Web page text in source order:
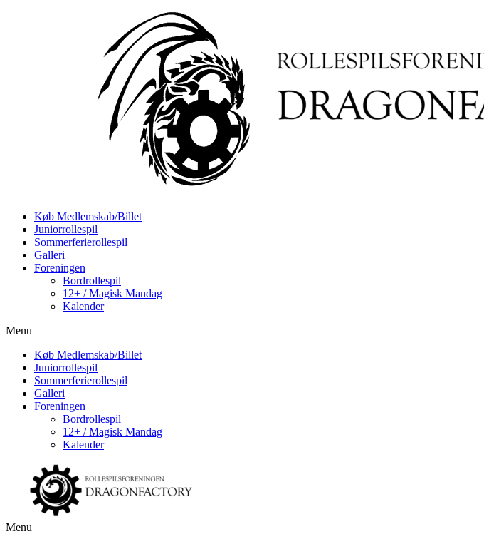
Køb Medlemskab/Billet
Juniorrollespil
Sommerferierollespil
Galleri
Foreningen
Bordrollespil
12+ / Magisk Mandag
Kalender
Menu
Køb Medlemskab/Billet
Juniorrollespil
Sommerferierollespil
Galleri
Foreningen
Bordrollespil
12+ / Magisk Mandag
Kalender
Menu